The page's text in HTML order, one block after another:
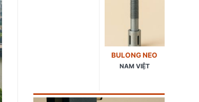
BULONG NEO
NAM VIỆT